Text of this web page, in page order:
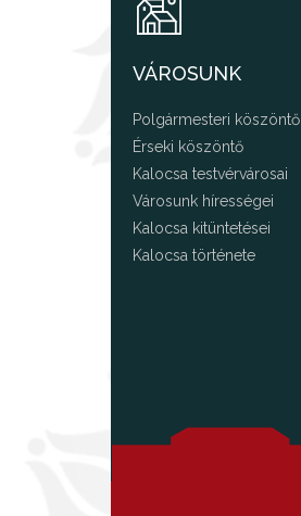
VÁROSUNK
Polgármesteri köszöntő
Érseki köszöntő
Kalocsa testvérvárosai
Városunk hírességei
Kalocsa kitüntetései
Kalocsa története